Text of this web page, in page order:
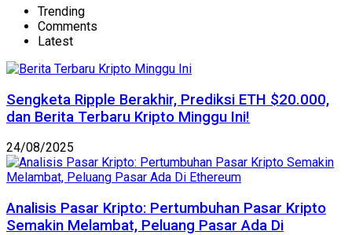
Trending
Comments
Latest
Sengketa Ripple Berakhir, Prediksi ETH $20.000,
dan Berita Terbaru Kripto Minggu Ini!
24/08/2025
Analisis Pasar Kripto: Pertumbuhan Pasar Kripto
Semakin Melambat, Peluang Pasar Ada Di